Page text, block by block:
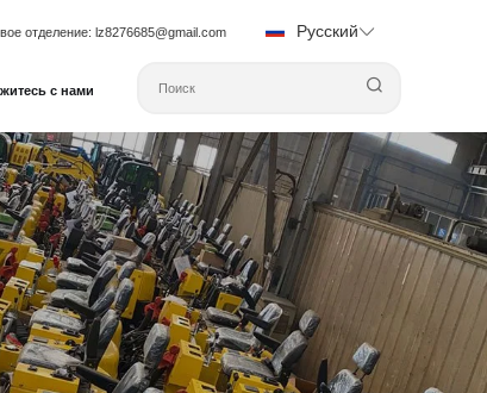
с нами
отделение: lz8276685@gmail.com Русский